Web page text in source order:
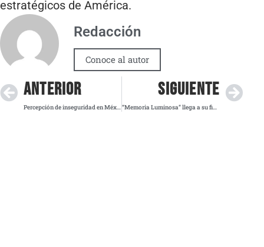
estratégicos de América.
Redacción
Conoce al autor
ANTERIOR
Percepción de inseguridad en México alcanza su punto más alto desde 2022
SIGUIENTE
“Memoria Luminosa” llega a su fin este fin de semana en el Zócalo capitalino